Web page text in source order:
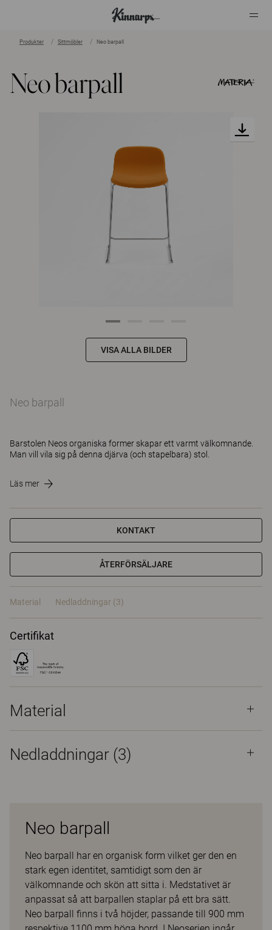
Produkter Sittmöbler Neo barpall
Neo barpall
VISA ALLA BILDER
Neo barpall
Barstolen Neos organiska former skapar ett varmt välkomnande.
Man vill vila sig på denna djärva (och stapelbara) stol.
Läs mer
KONTAKT
ÅTERFÖRSÄLJARE
Material Nedladdningar (3)
Certifikat
Material
Nedladdningar (3)
Neo barpall
Neo barpall har en organisk form vilket ger den en
stark egen identitet, samtidigt som den är
välkomnande och skön att sitta i. Medstativet är
anpassat så att barpallen staplar på ett bra sätt.
Neo barpall finns i två höjder, passande till 900 mm